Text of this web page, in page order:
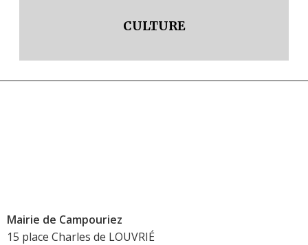
CULTURE
Mairie de Campouriez
15 place Charles de LOUVRIÉ